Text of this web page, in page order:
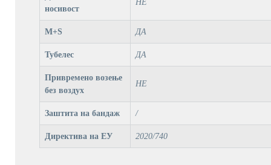
носивост
НЕ
M+S ДА
Тубелес ДА
Привремено возење
без воздух
НЕ
Заштита на бандаж /
Директива на ЕУ 2020/740